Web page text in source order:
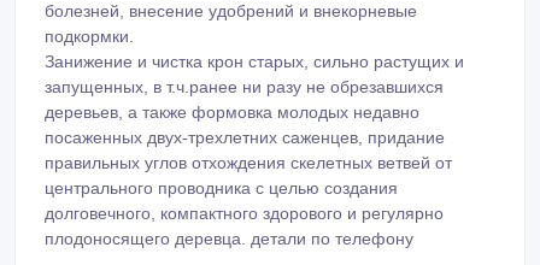
болезней, внесение удобрений и внекорневые
подкормки.
Занижение и чистка крон старых, сильно растущих и
запущенных, в т.ч.ранее ни разу не обрезавшихся
деревьев, а также формовка молодых недавно
посаженных двух-трехлетних саженцев, придание
правильных углов отхождения скелетных ветвей от
центрального проводника с целью создания
долговечного, компактного здорового и регулярно
плодоносящего деревца. детали по телефону